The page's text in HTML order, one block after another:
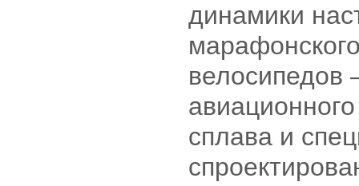
динамики
велосипедов
сплава и